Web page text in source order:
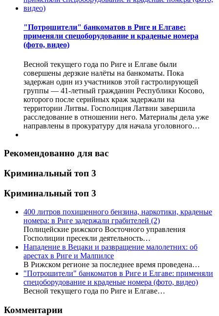
"Потрошители" банкоматов в Риге и Елгаве:
применяли спецоборудование и краденые номера
(фото, видео)
Весной текущего года по Риге и Елгаве были
совершены дерзкие налёты на банкоматы. Пока
задержан один из участников этой гастролирующей
группы — 41-летный гражданин Республики Косово,
которого после серийных краж задержали на
территории Литвы. Госполиция Латвии завершила
расследование в отношении него. Материалы дела уже
направлены в прокуратуру для начала уголовного…
Рекомендованно для вас
Криминальный топ 3
Криминальный топ 3
400 литров похищенного бензина, наркотики, краденые
номера: в Риге задержали грабителей (2)
Полицейские рижского Восточного управления
Госполиции пресекли деятельность…
Нападение в Вецаки и развращение малолетних: об
арестах в Риге и Малпилсе
В Рижском регионе за последнее время проведена…
"Потрошители" банкоматов в Риге и Елгаве: применяли
спецоборудование и краденые номера (фото, видео)
Весной текущего года по Риге и Елгаве…
Комментарии